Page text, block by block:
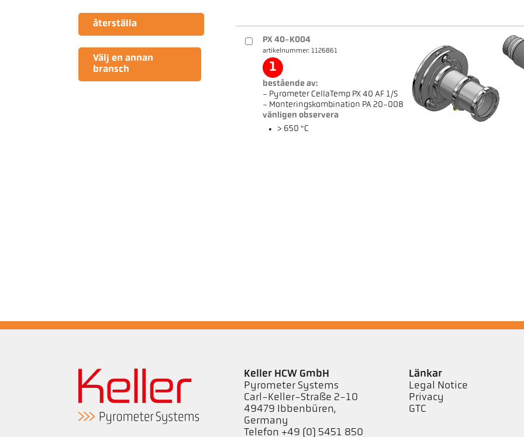
återställa
Välj en annan
bransch
PX 40-K004
artikelnummer: 1126861
1
bestående av:
- Pyrometer CellaTemp PX 40 AF 1/S
- Monteringskombination PA 20-008
vänligen observera
> 650 °C
Keller HCW GmbH
Pyrometer Systems
Carl-Keller-Straße 2-10
49479 Ibbenbüren,
Germany
Telefon +49 (0) 5451 850
Länkar
Legal Notice
Privacy
GTC